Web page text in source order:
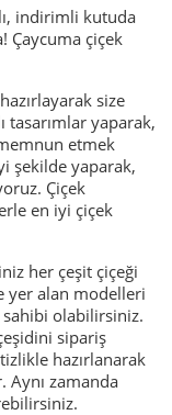
indirimli kutuda
Çaycuma çiçek
size
tasarımlar yaparak,
etmek
şekilde yaparak,
Çiçek
en iyi çiçek
her çeşit çiçeği
yer alan modelleri
sahibi olabilirsiniz.
sipariş
hazırlanarak
zamanda